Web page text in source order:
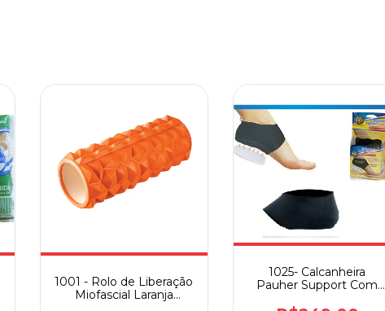
1001 - Rolo de Liberação
Miofascial Laranja
1025- Calcanheira
Pauher Support Com